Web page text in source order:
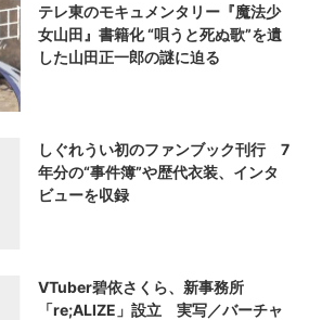
テレ東のモキュメンタリー『魔法少
女山田』書籍化 “唄うと死ぬ歌”を遺
した山田正一郎の謎に迫る
しぐれうい初のファンブック刊行 7
年分の“事件簿”や歴代衣装、インタ
ビューを収録
VTuber碧依さくら、新事務所
「re;ALIZE」設立 実写／バーチャ